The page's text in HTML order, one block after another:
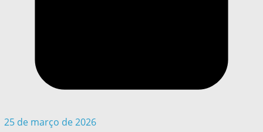
25 de março de 2026